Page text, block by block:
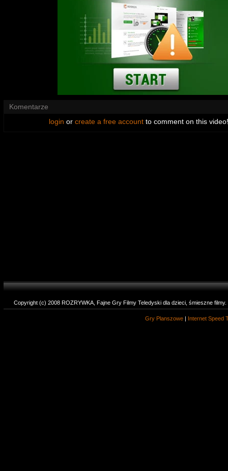
Komentarze
login or create a free accountto comment on this video!
Copyright (c) 2008 ROZRYWKA, Fajne Gry Filmy Teledyski dla dzieci, śmieszne
Gry Planszowe | Internet Speed